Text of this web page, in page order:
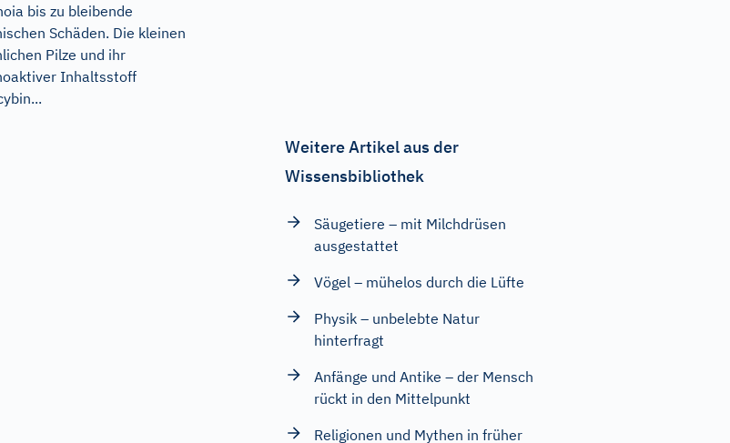
bis zu bleibende
Schäden. Die kleinen
Pilze und ihr
Inhaltsstoff
Weitere Artikel aus der
Wissensbibliothek
Säugetiere – mit Milchdrüsen
ausgestattet
Vögel – mühelos durch die Lüfte
Physik – unbelebte Natur
hinterfragt
Anfänge und Antike – der Mensch
rückt in den Mittelpunkt
Religionen und Mythen in früher